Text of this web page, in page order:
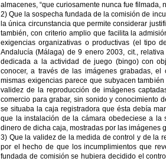
almacenes, “que curiosamente nunca fue filmada,
2) Que la sospecha fundada de la comisión de
la única circunstancia que permite considerar
también, con criterio amplio que facilita la
exigencias organizativas o productivas (el tipo
Andalucía (Málaga) de 9 enero 2003, cit.,
dedicada a la actividad de juego (bingo) con
conocer, a través de las imágenes grabadas, el
mismas exigencias parece que subyacen
validez de la reproducción de imágenes
comercio para grabar, sin sonido y conocimiento
se situaba la caja registradora que ésta debía
que la instalación de la cámara obedeciese a la
dinero de dicha caja, mostradas por las imágenes
3) Que la validez de la medida de control y de la
por el hecho de que los incumplimientos que
fundada de comisión se hubiera decidido el